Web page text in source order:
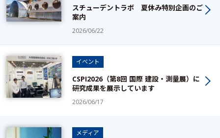
スチューデントラボ 夏休み特別企画のご
案内
2026/06/22
イベント
CSPI2026（第8回 国際 建設・測量展）に
研究成果を展示しています
2026/06/17
メディア